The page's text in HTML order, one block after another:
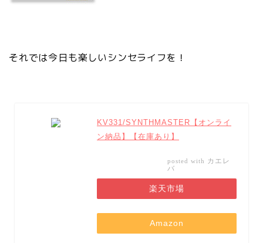
それでは今日も楽しいシンセライフを！
KV331/SYNTHMASTER【オンライ
ン納品】【在庫あり】
posted with カエレ
バ
楽天市場
Amazon